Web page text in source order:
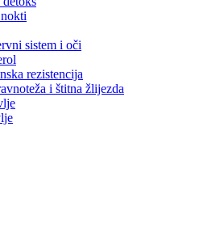
sistem i oči
rezistencija
i štitna žlijezda